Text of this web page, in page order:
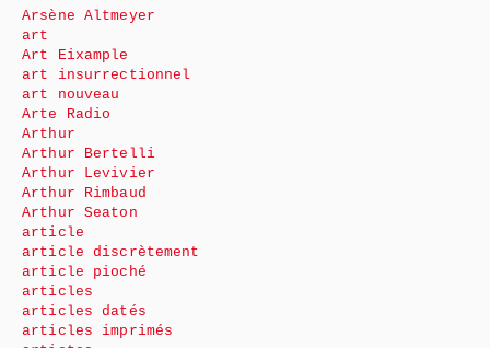
Arsène Altmeyer
art
Art Eixample
art insurrectionnel
art nouveau
Arte Radio
Arthur
Arthur Bertelli
Arthur Levivier
Arthur Rimbaud
Arthur Seaton
article
article discrètement
article pioché
articles
articles datés
articles imprimés